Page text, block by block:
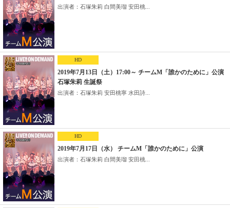
出演者：石塚朱莉 白間美瑠 安田桃...
HD
2019年7月13日（土）17:00～ チームM「誰かのために」公演
石塚朱莉 生誕祭
出演者：石塚朱莉 安田桃寧 水田詩...
HD
2019年7月17日（水） チームM「誰かのために」公演
出演者：石塚朱莉 白間美瑠 安田桃...